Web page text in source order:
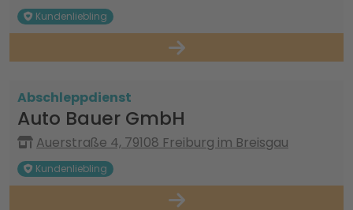
Kundenliebling
Abschleppdienst
Auto Bauer GmbH
Auerstraße 4, 79108 Freiburg im Breisgau
Kundenliebling